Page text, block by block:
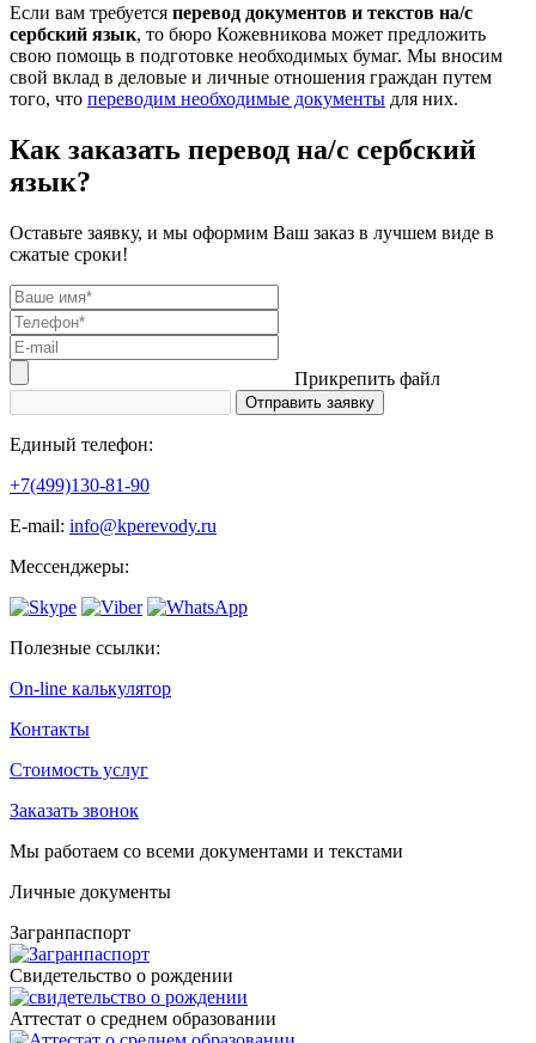
Если вам требуется перевод документов и текстов на/с
сербский язык, то бюро Кожевникова может предложить
свою помощь в подготовке необходимых бумаг. Мы вносим
свой вклад в деловые и личные отношения граждан путем
того, что переводим необходимые документы для них.
Как заказать перевод на/с сербский
язык?
Оставьте заявку, и мы оформим Ваш заказ в лучшем виде в
сжатые сроки!
Прикрепить файл
Единый телефон:
+7(499)130-81-90
Е-mail: info@kperevody.ru
Мессенджеры:
Полезные ссылки:
On-line калькулятор
Контакты
Стоимость услуг
Заказать звонок
Мы работаем со всеми документами и текстами
Личные документы
Загранпаспорт
Cвидетельство о рождении
Аттестат о среднем образовании